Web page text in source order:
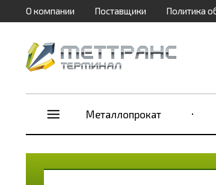
О компании Поставщики Политика
Металлопрокат